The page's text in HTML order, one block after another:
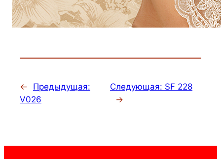
←
Предыдущая:
V026
Следующая: SF 228
→